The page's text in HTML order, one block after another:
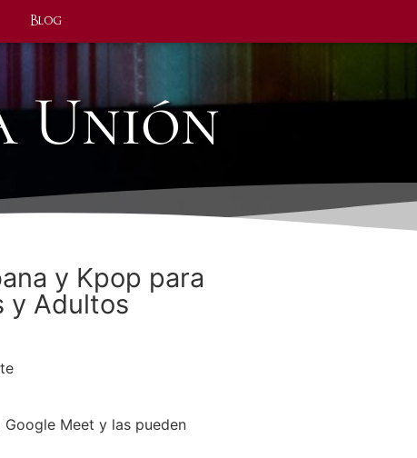
Blog
Unión
y Kpop para
y Adultos
Meet y las pueden